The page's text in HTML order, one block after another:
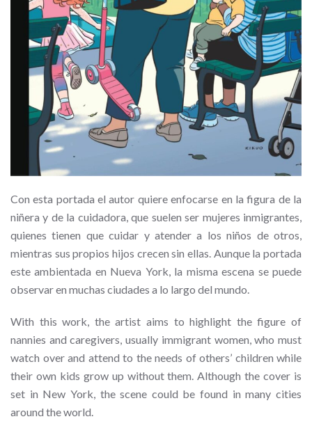
Con esta portada el autor quiere enfocarse en la figura de la
niñera y de la cuidadora, que suelen ser mujeres inmigrantes,
quienes tienen que cuidar y atender a los niños de otros,
mientras sus propios hijos crecen sin ellas. Aunque la portada
este ambientada en Nueva York, la misma escena se puede
observar en muchas ciudades a lo largo del mundo.
With this work, the artist aims to highlight the figure of
nannies and caregivers, usually immigrant women, who must
watch over and attend to the needs of others’ children while
their own kids grow up without them. Although the cover is
set in New York, the scene could be found in many cities
around the world.